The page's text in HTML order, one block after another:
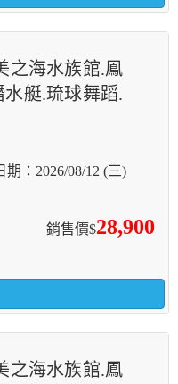
之海水族館.鳳
艇.琉球舞蹈.
2026/08/12 (三)
銷售價$28,900
之海水族館.鳳